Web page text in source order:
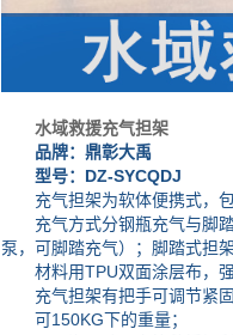
水域救援充气担架
品牌：鼎彰大禹
型号：DZ-SYCQDJ
充气担架为软体便携式，包
充气方式分钢瓶充气与脚踏
泵，可脚踏充气）；脚踏式担
材料用TPU双面涂层布，强
充气担架有把手可调节紧固
可150KG下的重量；